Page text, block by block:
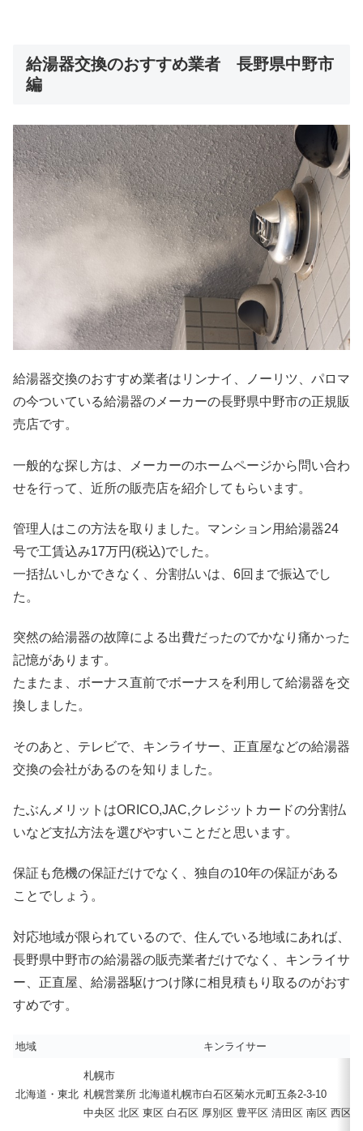
給湯器交換のおすすめ業者 長野県中野市
編
給湯器交換のおすすめ業者はリンナイ、ノーリツ、パロマ
の今ついている給湯器のメーカーの長野県中野市の正規販
売店です。
一般的な探し方は、メーカーのホームページから問い合わ
せを行って、近所の販売店を紹介してもらいます。
管理人はこの方法を取りました。マンション用給湯器24
号で工賃込み17万円(税込)でした。
一括払いしかできなく、分割払いは、6回まで振込でし
た。
突然の給湯器の故障による出費だったのでかなり痛かった
記憶があります。
たまたま、ボーナス直前でボーナスを利用して給湯器を交
換しました。
そのあと、テレビで、キンライサー、正直屋などの給湯器
交換の会社があるのを知りました。
たぶんメリットはORICO,JAC,クレジットカードの分割払
いなど支払方法を選びやすいことだと思います。
保証も危機の保証だけでなく、独自の10年の保証がある
ことでしょう。
対応地域が限られているので、住んでいる地域にあれば、
長野県中野市の給湯器の販売業者だけでなく、キンライサ
ー、正直屋、給湯器駆けつけ隊に相見積もり取るのがおす
すめです。
地域 キンライサー
北海道・東北
札幌市
札幌営業所 北海道札幌市白石区菊水元町五条2-3-10
中央区 北区 東区 白石区 厚別区 豊平区 清田区 南区 西区